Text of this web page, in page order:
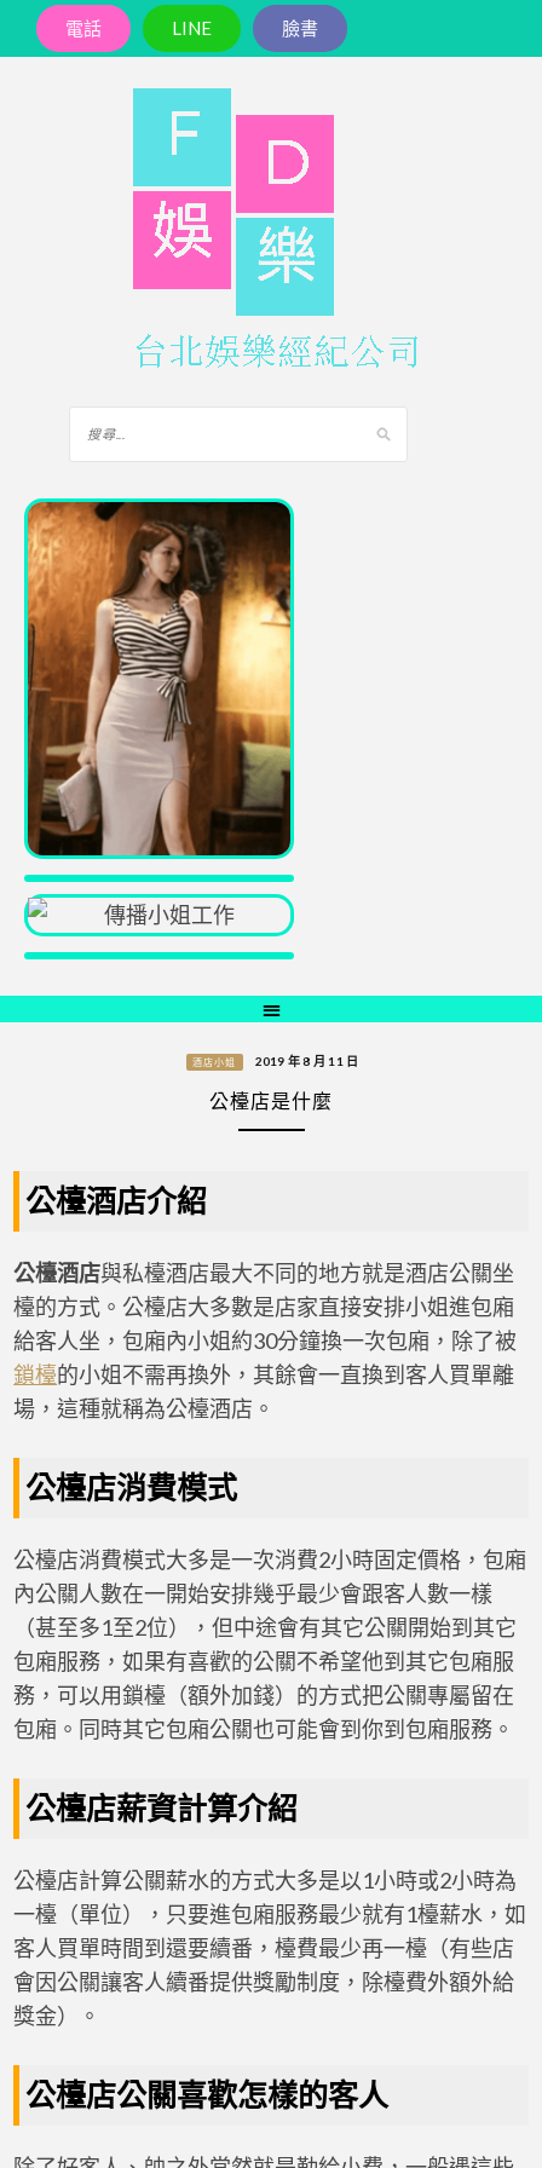
電話 LINE 臉書
酒店小姐 2019 年 8 月 11 日
公檯店是什麼
公檯酒店介紹
公檯酒店與私檯酒店最大不同的地方就是酒店公關坐
檯的方式。公檯店大多數是店家直接安排小姐進包廂
給客人坐，包廂內小姐約30分鐘換一次包廂，除了被
鎖檯的小姐不需再換外，其餘會一直換到客人買單離
場，這種就稱為公檯酒店。
公檯店消費模式
公檯店消費模式大多是一次消費2小時固定價格，包廂
內公關人數在一開始安排幾乎最少會跟客人數一樣
（甚至多1至2位），但中途會有其它公關開始到其它
包廂服務，如果有喜歡的公關不希望他到其它包廂服
務，可以用鎖檯（額外加錢）的方式把公關專屬留在
包廂。同時其它包廂公關也可能會到你到包廂服務。
公檯店薪資計算介紹
公檯店計算公關薪水的方式大多是以1小時或2小時為
一檯（單位），只要進包廂服務最少就有1檯薪水，如
客人買單時間到還要續番，檯費最少再一檯（有些店
會因公關讓客人續番提供獎勵制度，除檯費外額外給
獎金）。
公檯店公關喜歡怎樣的客人